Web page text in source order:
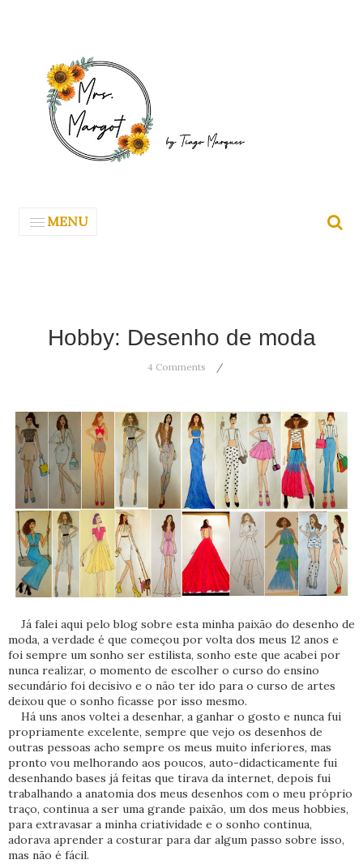
MENU
Hobby: Desenho de moda
4 Comments
Já falei aqui pelo blog sobre esta minha paixão do desenho de
moda, a verdade é que começou por volta dos meus 12 anos e
foi sempre um sonho ser estilista, sonho este que acabei por
nunca realizar, o momento de escolher o curso do ensino
secundário foi decisivo e o não ter ido para o curso de artes
deixou que o sonho ficasse por isso mesmo.
Há uns anos voltei a desenhar, a ganhar o gosto e nunca fui
propriamente excelente, sempre que vejo os desenhos de
outras pessoas acho sempre os meus muito inferiores, mas
pronto vou melhorando aos poucos, auto-didacticamente fui
desenhando bases já feitas que tirava da internet, depois fui
trabalhando a anatomia dos meus desenhos com o meu próprio
traço, continua a ser uma grande paixão, um dos meus hobbies,
para extravasar a minha criatividade e o sonho continua,
adorava aprender a costurar para dar algum passo sobre isso,
mas não é fácil.